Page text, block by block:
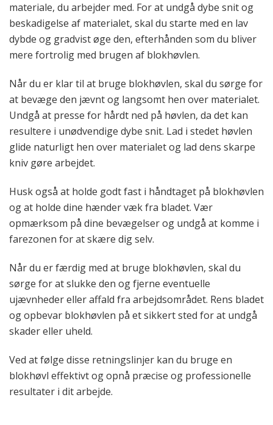
materiale, du arbejder med. For at undgå dybe snit og
beskadigelse af materialet, skal du starte med en lav
dybde og gradvist øge den, efterhånden som du bliver
mere fortrolig med brugen af blokhøvlen.
Når du er klar til at bruge blokhøvlen, skal du sørge for
at bevæge den jævnt og langsomt hen over materialet.
Undgå at presse for hårdt ned på høvlen, da det kan
resultere i unødvendige dybe snit. Lad i stedet høvlen
glide naturligt hen over materialet og lad dens skarpe
kniv gøre arbejdet.
Husk også at holde godt fast i håndtaget på blokhøvlen
og at holde dine hænder væk fra bladet. Vær
opmærksom på dine bevægelser og undgå at komme i
farezonen for at skære dig selv.
Når du er færdig med at bruge blokhøvlen, skal du
sørge for at slukke den og fjerne eventuelle
ujævnheder eller affald fra arbejdsområdet. Rens bladet
og opbevar blokhøvlen på et sikkert sted for at undgå
skader eller uheld.
Ved at følge disse retningslinjer kan du bruge en
blokhøvl effektivt og opnå præcise og professionelle
resultater i dit arbejde.